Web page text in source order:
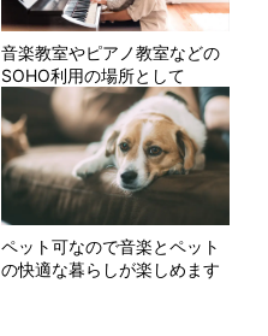
音楽教室やピアノ教室などの
SOHO利用の場所として
ペット可なので音楽とペット
の快適な暮らしが楽しめます